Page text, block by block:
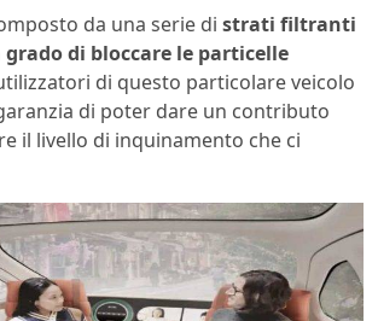
da una serie di strati filtranti
di bloccare le particelle
di questo particolare veicolo
di poter dare un contributo
il livello di inquinamento che ci